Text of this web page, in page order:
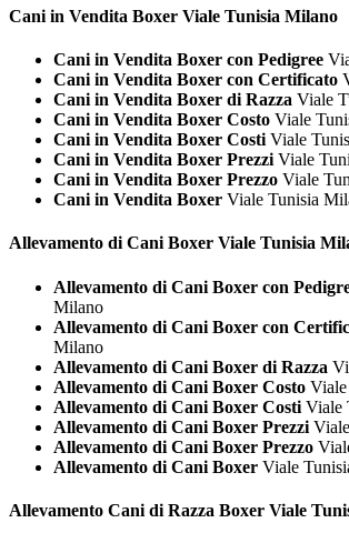
Cani in Vendita Boxer Viale Tunisia Milano
Cani in Vendita Boxer con Pedigree
Cani in Vendita Boxer con Certificato
Cani in Vendita Boxer di Razza Viale
Cani in Vendita Boxer Costo Viale
Cani in Vendita Boxer Costi Viale
Cani in Vendita Boxer Prezzi Viale
Cani in Vendita Boxer Prezzo Viale
Cani in Vendita Boxer Viale Tunisia
Allevamento di Cani Boxer Viale Tunisia
Allevamento di Cani Boxer con
Milano
Allevamento di Cani Boxer con
Milano
Allevamento di Cani Boxer di Razza
Allevamento di Cani Boxer Costo
Allevamento di Cani Boxer Costi Viale
Allevamento di Cani Boxer Prezzi
Allevamento di Cani Boxer Prezzo
Allevamento di Cani Boxer Viale
Allevamento Cani di Razza Boxer Viale